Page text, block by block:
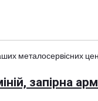
металосервісних
запірна